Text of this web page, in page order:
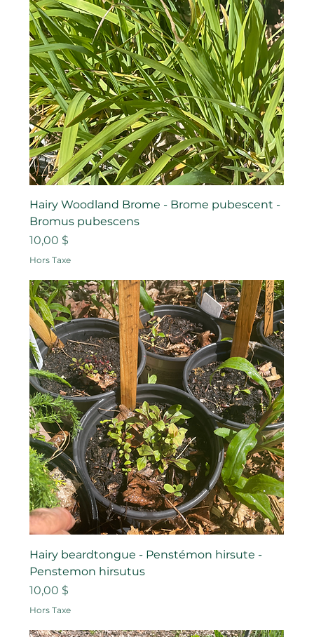
Hairy Woodland Brome - Brome pubescent -
Bromus pubescens
Prix
10,00 $
Hors Taxe
Hairy beardtongue - Penstémon hirsute -
Penstemon hirsutus
Prix
10,00 $
Hors Taxe